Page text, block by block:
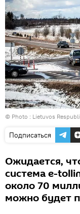
© Photo : Lietuvos
Подписаться
Ожидается,
система e-
около 70
можно будет